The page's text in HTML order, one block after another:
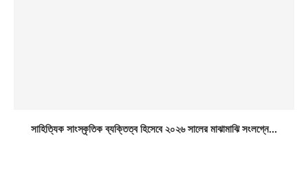
সাহিত্যিক সাংস্কৃতিক ব্যক্তিত্ব হিসেবে ২০২৬ সালের মাঝামাঝি সংলগ্নে...